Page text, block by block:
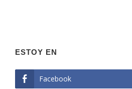
ESTOY EN
Facebook